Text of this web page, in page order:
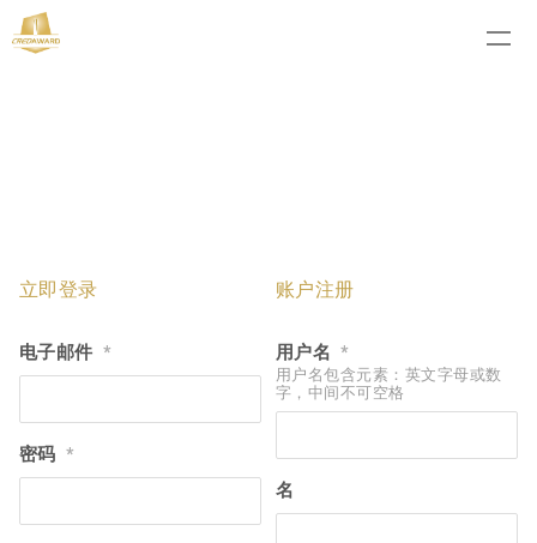
立即登录
电子邮件 *
密码 *
账户注册
用户名 *
用户名包含元素：英文字母或数
字，中间不可空格
名